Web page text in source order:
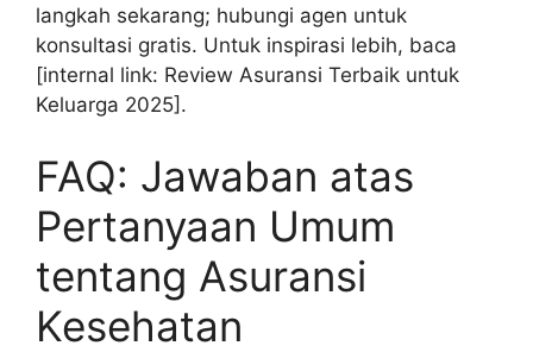
langkah sekarang; hubungi agen untuk
konsultasi gratis. Untuk inspirasi lebih, baca
[internal link: Review Asuransi Terbaik untuk
Keluarga 2025].
FAQ: Jawaban atas
Pertanyaan Umum
tentang Asuransi
Kesehatan